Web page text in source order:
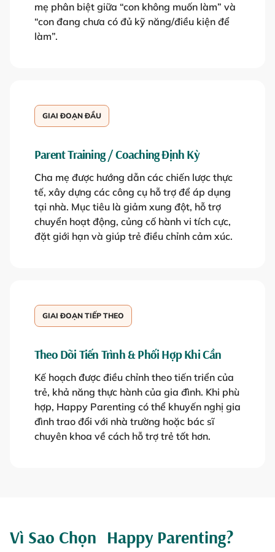
mẹ phân biệt giữa “con không muốn làm” và
“con đang chưa có đủ kỹ năng/điều kiện để
làm”.
GIAI ĐOẠN ĐẦU
Parent Training / Coaching Định Kỳ
Cha mẹ được hướng dẫn các chiến lược thực
tế, xây dựng các công cụ hỗ trợ để áp dụng
tại nhà. Mục tiêu là giảm xung đột, hỗ trợ
chuyển hoạt động, củng cố hành vi tích cực,
đặt giới hạn và giúp trẻ điều chỉnh cảm xúc.
GIAI ĐOẠN TIẾP THEO
Theo Dõi Tiến Trình & Phối Hợp Khi Cần
Kế hoạch được điều chỉnh theo tiến triển của
trẻ, khả năng thực hành của gia đình. Khi phù
hợp, Happy Parenting có thể khuyến nghị gia
đình trao đổi với nhà trường hoặc bác sĩ
chuyên khoa về cách hỗ trợ trẻ tốt hơn.
Vì Sao Chọn Happy Parenting?